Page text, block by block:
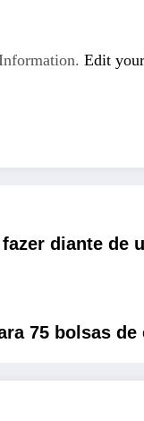
Edit
diante de
75 bolsas de